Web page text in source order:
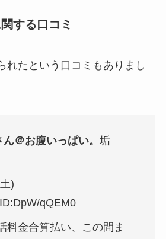
する口コミ
れたという口コミもありまし
＠お腹いっぱい。 垢
)
qQEM0
料金合算払い、この間ま